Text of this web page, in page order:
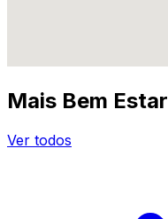
Mais Bem Estar
Ver todos